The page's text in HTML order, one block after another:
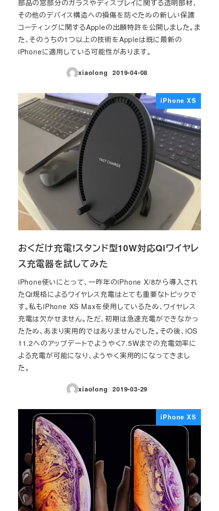
部品の窓部分のガラスやディスプレイに関する透明部材、
その他のデバイス構造への損傷を防ぐための新しい保護
コーティングに関するAppleの出願特許を公開しました。ま
た、そのうちの1つ以上の技術をAppleは既に最新の
iPhoneに適用している可能性があります。
xiaolong
投稿日
2019-04-08
iPhone XS
おくだけ充電!スタンド型10W対応Qiワイヤレ
ス充電器を試してみた
iPhone使いにとって、一昨年のiPhone X/8から導入され
たQi規格によるワイヤレス充電はとても重要なトピックで
す。私もiPhone XS Maxを使用しているため、ワイヤレス
充電は欠かせません。ただ、初期は急速充電ができなかっ
たため、あまり実用的ではありませんでした。その後、iOS
11.2へのアップデートでようやく7.5Wまでの充電効率に
よる充電が可能になり、ようやく実用的になってきまし
た。
xiaolong
投稿日
2019-03-29
iPhone XS